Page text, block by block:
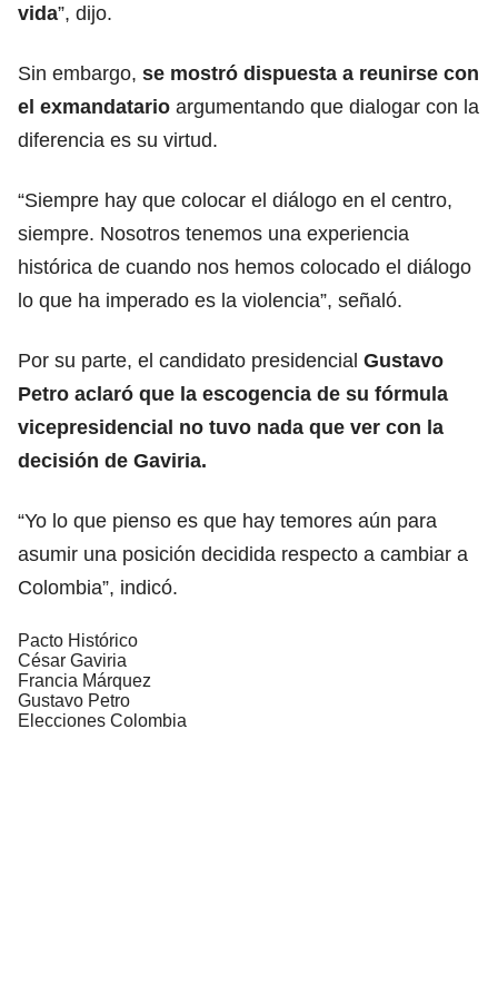
vida”, dijo.
Sin embargo, se mostró dispuesta a reunirse con
el exmandatario argumentando que dialogar con la
diferencia es su virtud.
“Siempre hay que colocar el diálogo en el centro,
siempre. Nosotros tenemos una experiencia
histórica de cuando nos hemos colocado el diálogo
lo que ha imperado es la violencia”, señaló.
Por su parte, el candidato presidencial Gustavo
Petro aclaró que la escogencia de su fórmula
vicepresidencial no tuvo nada que ver con la
decisión de Gaviria.
“Yo lo que pienso es que hay temores aún para
asumir una posición decidida respecto a cambiar a
Colombia”, indicó.
Pacto Histórico
César Gaviria
Francia Márquez
Gustavo Petro
Elecciones Colombia